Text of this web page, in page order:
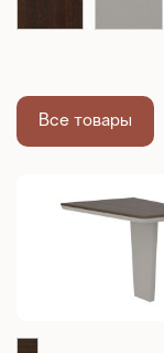
Все товары